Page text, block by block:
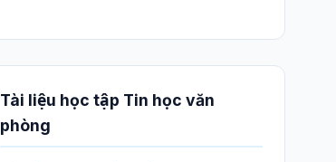
Tài liệu học tập Tin học văn
phòng